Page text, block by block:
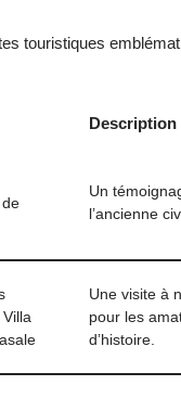
touristiques
Description
Un
l’ancienne
Une visite à
pour les
d’histoire.